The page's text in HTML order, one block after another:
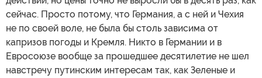
сейчас. Просто потому, что Германия, а с ней и Чехия
не по своей воле, не была бы столь зависима от
капризов погоды и Кремля. Никто в Германии и в
Евросоюзе вообще за прошедшее десятилетие не шел
навстречу путинским интересам так, как Зеленые и